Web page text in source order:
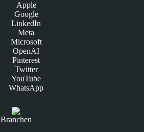
Apple
Google
LinkedIn
Meta
Microsoft
OpenAI
Pinterest
Twitter
YouTube
WhatsApp
Branchen